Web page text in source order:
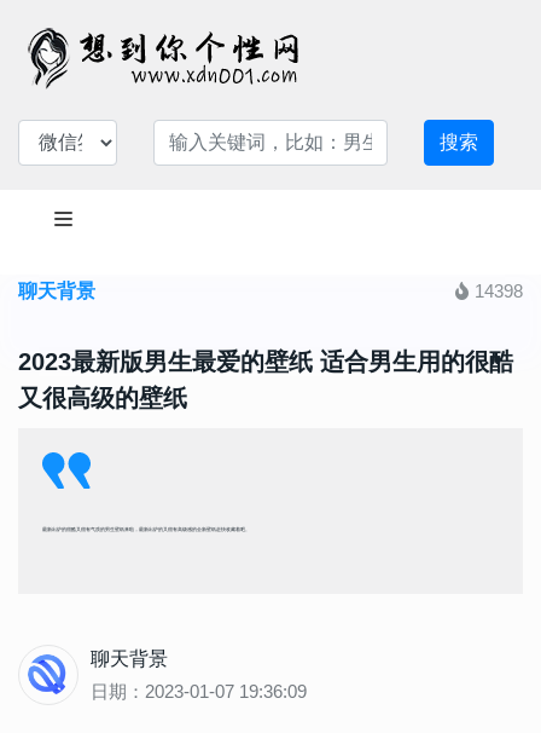
搜索
聊天背景 14398
2023最新版男生最爱的壁纸 适合男生用的很酷
又很高级的壁纸
最新出炉的很酷又很有气质的男生壁纸来啦，最新出炉的又很有高级感的全新壁纸赶快收藏着吧。
聊天背景
日期：2023-01-07 19:36:09